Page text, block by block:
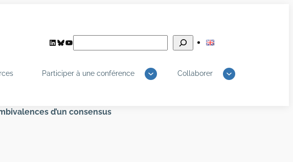
LinkedIn
Bluesky
YouTube
Participer à une conférence Collaborer
d’un consensus